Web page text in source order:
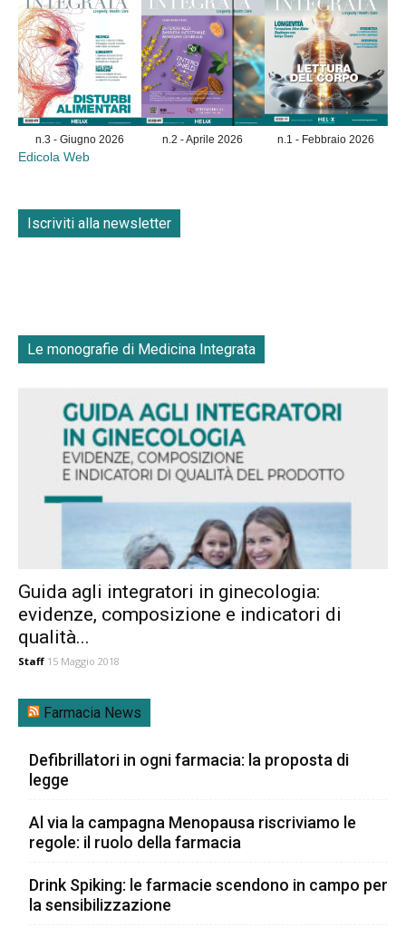
n.3 - Giugno 2026 n.2 - Aprile 2026 n.1 - Febbraio 2026
Edicola Web
Iscriviti alla newsletter
Le monografie di Medicina Integrata
Guida agli integratori in ginecologia:
evidenze, composizione e indicatori di
qualità...
Staff 15 Maggio 2018
Farmacia News
Defibrillatori in ogni farmacia: la proposta di
legge
Al via la campagna Menopausa riscriviamo le
regole: il ruolo della farmacia
Drink Spiking: le farmacie scendono in campo per
la sensibilizzazione